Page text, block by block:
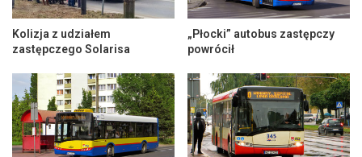
Kolizja z udziałem
zastępczego Solarisa
„Płocki” autobus zastępczy
powrócił